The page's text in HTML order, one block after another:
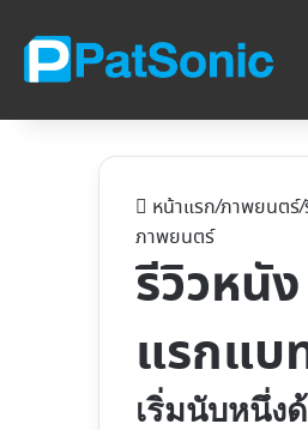
หน้าแรก/ภาพยนตร์/
ภาพยนตร์
รีวิวหนั
แรกแบ
เริ่มนับหนึ่ง